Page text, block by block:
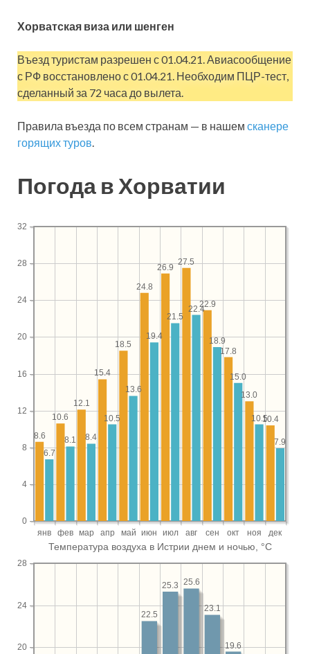
Хорватская виза или шенген
Въезд туристам разрешен с 01.04.21. Авиасообщение
с РФ восстановлено с 01.04.21. Необходим ПЦР-тест,
сделанный за 72 часа до вылета.
Правила въезда по всем странам — в нашем сканере
горящих туров.
Погода в Хорватии